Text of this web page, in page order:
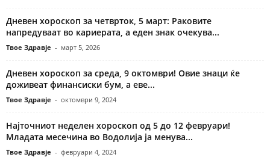
Дневен хороскоп за четврток, 5 март: Раковите
напредуваат во кариерата, а еден знак очекува...
Твое Здравје - март 5, 2026
Дневен хороскоп за среда, 9 октомври! Овие знаци ќе
доживеат финансиски бум, а еве...
Твое Здравје - октомври 9, 2024
Најточниот неделен хороскоп од 5 до 12 февруари!
Младата месечина во Водолија ја менува...
Твое Здравје - февруари 4, 2024